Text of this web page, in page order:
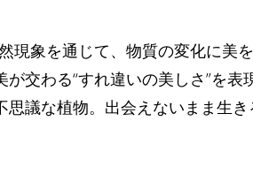
現象を通じて、物質の変化に
交わる“すれ違いの美しさ”を
議な植物。出会えないまま生